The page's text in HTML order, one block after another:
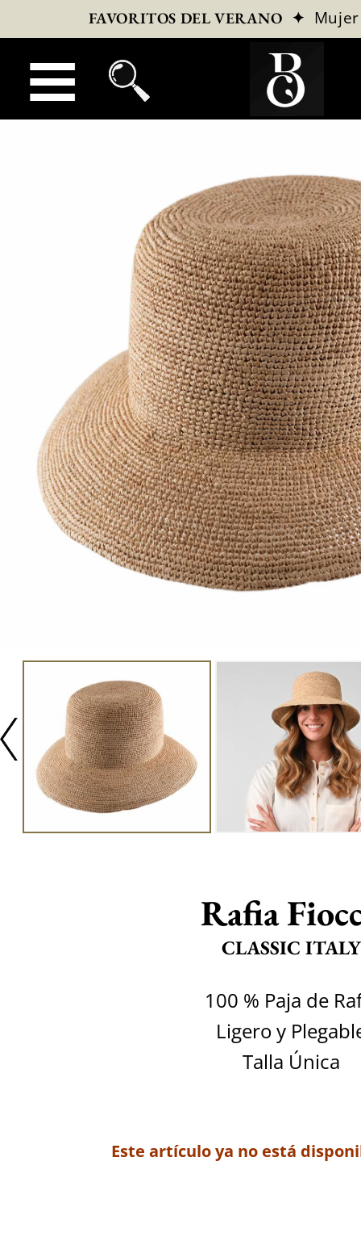
FAVORITOS DEL VERANO ✦ Mujer
Rafia
CLASSIC ITALY
100 % Paja de
Ligero y
Talla Única
Este artículo ya no está